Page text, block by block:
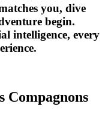
you, dive
begin.
intelligence, every
Compagnons